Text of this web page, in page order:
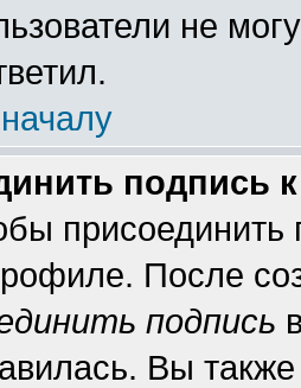
не
подпись
После
подпись
Вы